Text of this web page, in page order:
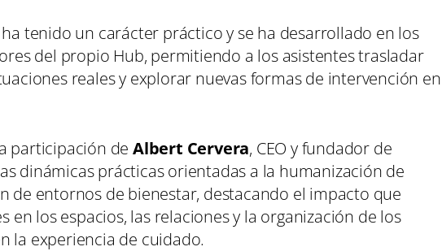
tenido un carácter práctico y se ha desarrollado en los
del propio Hub, permitiendo a los asistentes trasladar
reales y explorar nuevas formas de intervención en
participación de Albert Cervera, CEO y fundador de
dinámicas prácticas orientadas a la humanización de
de entornos de bienestar, destacando el impacto que
en los espacios, las relaciones y la organización de los
la experiencia de cuidado.